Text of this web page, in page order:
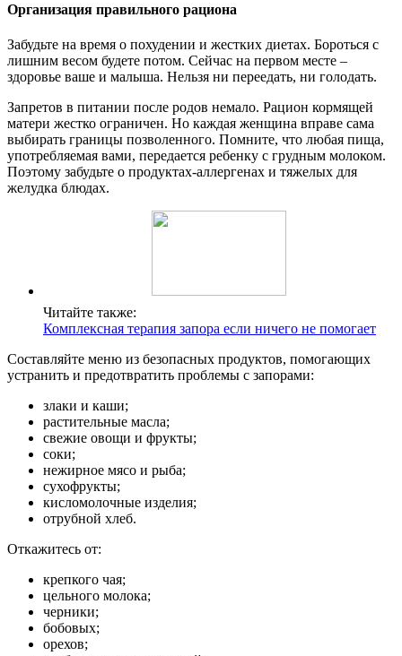
Организация правильного рациона
Забудьте на время о похудении и жестких диетах. Бороться с
лишним весом будете потом. Сейчас на первом месте –
здоровье ваше и малыша. Нельзя ни переедать, ни голодать.
Запретов в питании после родов немало. Рацион кормящей
матери жестко ограничен. Но каждая женщина вправе сама
выбирать границы позволенного. Помните, что любая пища,
употребляемая вами, передается ребенку с грудным молоком.
Поэтому забудьте о продуктах-аллергенах и тяжелых для
желудка блюдах.
Читайте также:
Комплексная терапия запора если ничего не помогает
Составляйте меню из безопасных продуктов, помогающих
устранить и предотвратить проблемы с запорами:
злаки и каши;
растительные масла;
свежие овощи и фрукты;
соки;
нежирное мясо и рыба;
сухофрукты;
кисломолочные изделия;
отрубной хлеб.
Откажитесь от:
крепкого чая;
цельного молока;
черники;
бобовых;
орехов;